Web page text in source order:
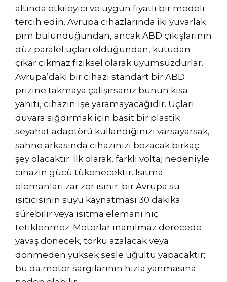
altında etkileyici ve uygun fiyatlı bir modeli
tercih edin. Avrupa cihazlarında iki yuvarlak
pim bulunduğundan, ancak ABD çıkışlarının
düz paralel uçları olduğundan, kutudan
çıkar çıkmaz fiziksel olarak uyumsuzdurlar.
Avrupa’daki bir cihazı standart bir ABD
prizine takmaya çalışırsanız bunun kısa
yanıtı, cihazın işe yaramayacağıdır. Uçları
duvara sığdırmak için basit bir plastik
seyahat adaptörü kullandığınızı varsayarsak,
sahne arkasında cihazınızı bozacak birkaç
şey olacaktır. İlk olarak, farklı voltaj nedeniyle
cihazın gücü tükenecektir. Isıtma
elemanları zar zor ısınır; bir Avrupa su
ısıtıcısının suyu kaynatması 30 dakika
sürebilir veya ısıtma elemanı hiç
tetiklenmez. Motorlar inanılmaz derecede
yavaş dönecek, torku azalacak veya
dönmeden yüksek sesle uğultu yapacaktır;
bu da motor sargılarının hızla yanmasına